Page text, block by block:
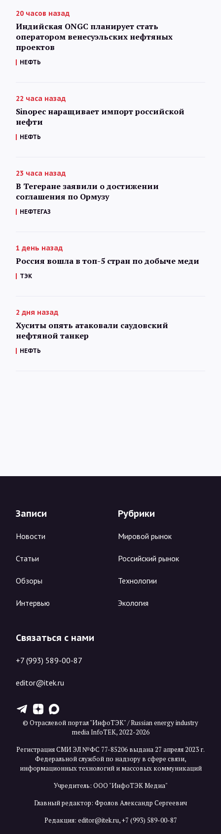
20 часов назад
Индийская ONGC планирует стать
оператором венесуэльских нефтяных
проектов
НЕФТЬ
22 часа назад
Sinopec наращивает импорт российской
нефти
НЕФТЬ
23 часа назад
В Тегеране заявили о достижении
соглашения по Ормузу
НЕФТЕГАЗ
1 день назад
Россия вошла в топ-5 стран по добыче меди
ТЭК
2 дня назад
Хуситы опять атаковали саудовский
нефтяной танкер
НЕФТЬ
Записи
Новости
Статьи
Обзоры
Интервью
Рубрики
Мировой рынок
Российский рынок
Технологии
Экология
Связаться с нами
+7 (993) 589-00-87
editor@itek.ru
T Z X
© Отраслевой портал "ИнфоТЭК" / Russian energy industry
media InfoTEK, 2022-2026
Регистрация СМИ ЭЛ №ФС 77-85206 выдана 27 апреля 2023 г.
Федеральной службой по надзору в сфере связи,
информационных технологий и массовых коммуникаций
Учредитель: ООО "ИнфоТЭК Медиа"
Главный редактор: Фролов Александр Сергеевич
Редакция: editor@itek.ru,+7 (993) 589-00-87